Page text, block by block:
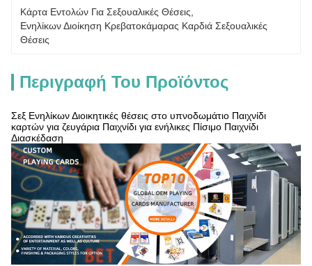
Κάρτα Εντολών Για Σεξουαλικές Θέσεις
Ενηλίκων Διοίκηση Κρεβατοκάμαρας Καρδιά Σεξουαλικές
Θέσεις
Περιγραφή Του Προϊόντος
Σεξ Ενηλίκων Διοικητικές θέσεις στο υπνοδωμάτιο Παιχνίδι
καρτών για ζευγάρια Παιχνίδι για ενήλικες Πίσιμο Παιχνίδι
Διασκέδαση